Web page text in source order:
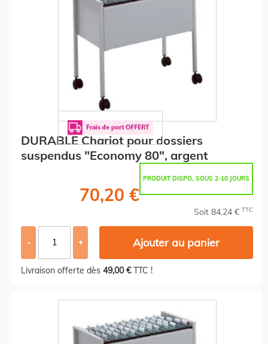
DURABLE Chariot pour dossiers
suspendus "Economy 80", argent
PRODUIT DISPO. SOUS 2-10 JOURS
70,20 €
Soit 84,24 € TTC
- + Ajouter au panier
Livraison offerte dès 49,00 €TTC !